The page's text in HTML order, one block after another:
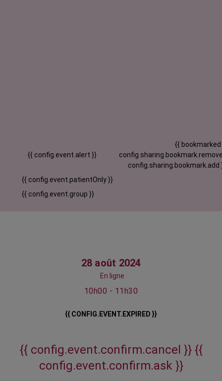
{{ config.event.alert }}
{{ bookmarked
config.sharing.bookmark.add
{{ config.event.patientOnly }}
{{ config.event.group }}
28 août 2024
En ligne
10h00 - 11h30
{{ CONFIG.EVENT.EXPIRED }}
{{ config.event.confirm.cancel }} {{
config.event.confirm.ask }}